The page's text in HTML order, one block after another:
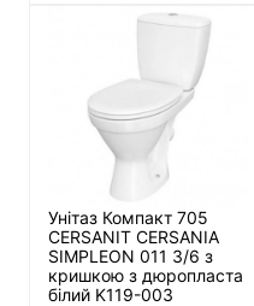
Унітаз Компакт 705
CERSANIT CERSANIA
SIMPLEON 011 3/6 з
кришкою з дюропласта
білий K119-003